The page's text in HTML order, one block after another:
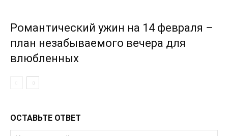
Романтический ужин на 14 февраля –
план незабываемого вечера для
влюбленных
ОСТАВЬТЕ ОТВЕТ